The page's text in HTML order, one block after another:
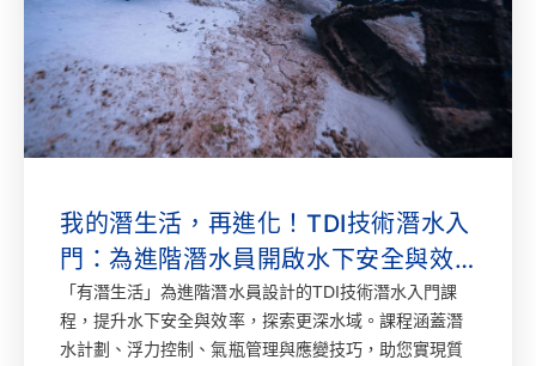
我的潛生活，再進化！TDI技術潛水入
門：為進階潛水員開啟水下安全與效
率的新篇章
「有潛生活」為進階潛水員設計的TDI技術潛水入門課
程，提升水下安全與效率，探索更深水域。課程涵蓋潛
水計劃、浮力控制、氣瓶管理與應變技巧，助您實現質